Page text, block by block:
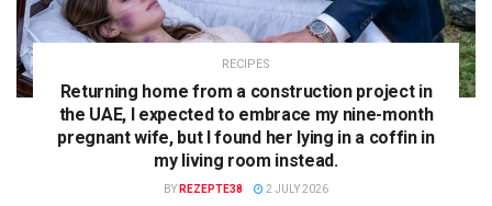
RECIPES
Returning home from a construction project in
the UAE, I expected to embrace my nine-month
pregnant wife, but I found her lying in a coffin in
my living room instead.
BY REZEPTE38 2 JULY 2026